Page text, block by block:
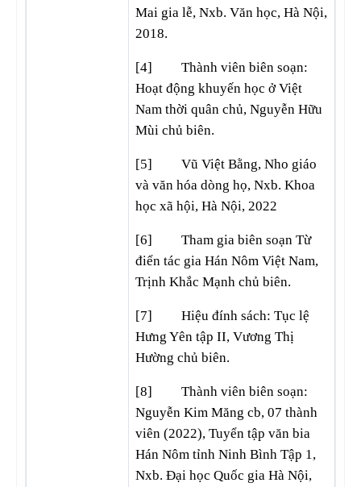
Mai gia lễ, Nxb. Văn học, Hà Nội,
2018.
[4] Thành viên biên soạn:
Hoạt động khuyến học ở Việt
Nam thời quân chủ, Nguyễn Hữu
Mùi chủ biên.
[5] Vũ Việt Bằng, Nho giáo
và văn hóa dòng họ, Nxb. Khoa
học xã hội, Hà Nội, 2022
[6] Tham gia biên soạn Từ
điển tác gia Hán Nôm Việt Nam,
Trịnh Khắc Mạnh chủ biên.
[7] Hiệu đính sách: Tục lệ
Hưng Yên tập II, Vương Thị
Hường chủ biên.
[8] Thành viên biên soạn:
Nguyễn Kim Măng cb, 07 thành
viên (2022), Tuyển tập văn bia
Hán Nôm tỉnh Ninh Bình Tập 1,
Nxb. Đại học Quốc gia Hà Nội,